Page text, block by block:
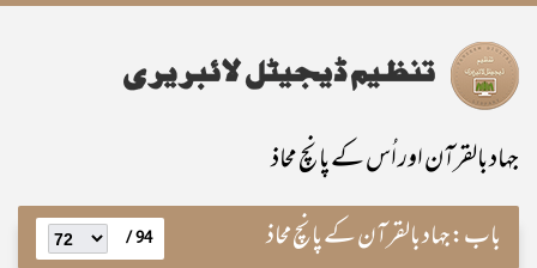
جہاد بالقرآن اور اُس کے پانچ محاذ
باب:جہاد بالقرآن کے پانچ محاذ 94 /